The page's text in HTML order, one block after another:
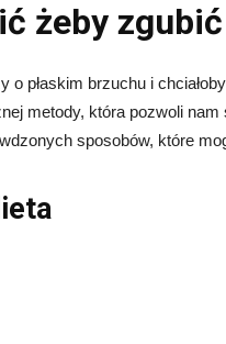
żeby
o płaskim brzuchu i
metody, która pozwoli
sposobów, które